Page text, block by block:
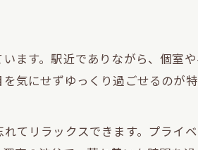
ます。駅近でありながら、個室
気にせずゆっくり過ごせるのが
てリラックスできます。プライ